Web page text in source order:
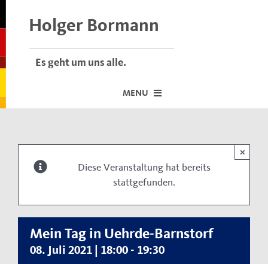
Holger Bormann
Es geht um uns alle.
MENU
Dafür stehe ich
Termine vor Ort
Neuigkeiten
Der Bormann-Bulli
Diese Veranstaltung hat bereits
stattgefunden.
×
Mein Tag in Uehrde-Barnstorf
08. Juli 2021 | 18:00 - 19:30